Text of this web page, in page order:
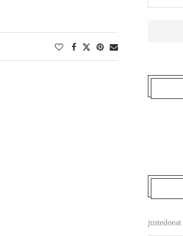
justedoeat